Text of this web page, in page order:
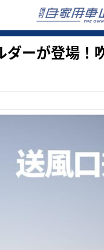
ーが登場！